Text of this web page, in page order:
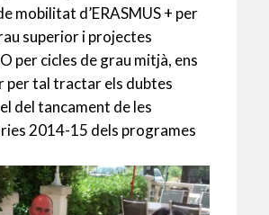
mobilitat d’ERASMUS + per
superior i projectes
per cicles de grau mitjà, ens
per tal tractar els dubtes
del tancament de les
2014-15 dels programes